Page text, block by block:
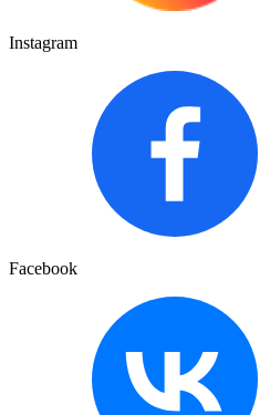
Instagram
Facebook